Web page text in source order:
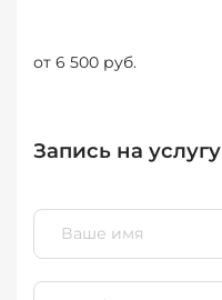
от 6 500 руб.
Запись на услугу